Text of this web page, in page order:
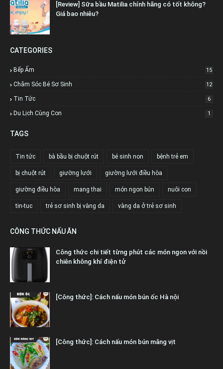
[Review] Sữa bầu Matilia chính hãng có tốt không?
Giá bao nhiêu?
CATEGORIES
Bếp Ấm 15
Chăm Sóc Bé Sơ Sinh 12
Tin Tức 6
Du Lịch Cùng Con 1
TAGS
Tin tức bà bầu bị chuột rút bé sinh non bệnh trẻ em
bị chuột rút giường lưới giường lưới điều hòa
giường điều hòa mang thai món ngon bún nuôi con
tin-tuc trẻ sơ sinh bị vàng da vàng da ở trẻ sơ sinh
CÔNG THỨC NẤU ĂN
Công thức chi tiết từng phút các món ngon với nồi
chiên không khí điện tử
[Công thức]: Cách nấu món bún ốc Hà nội
[Công thức]: Cách nấu món bún măng vịt